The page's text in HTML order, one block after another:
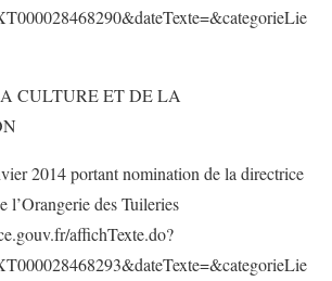
CULTURE ET DE LA
2014 portant nomination de la directrice
l’Orangerie des Tuileries
affichTexte.do?